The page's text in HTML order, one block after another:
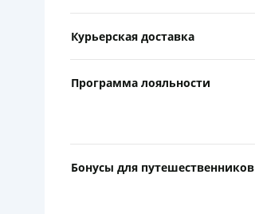
Курьерская доставка
Программа лояльности
Бонусы для путешественников